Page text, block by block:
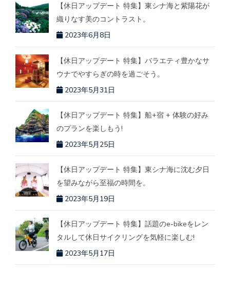
【休日アップデート 特集】東シナ海と紫陽花が
織りなす美のコントラスト。
2023年6月8日
【休日アップデート 特集】バラエティ豊かなサ
ウナでやすらぎの時を過ごそう。
2023年5月31日
【休日アップデート 特集】船+宿 + 体験の好み
のプランを楽しもう!
2023年5月25日
【休日アップデート 特集】東シナ海に沈む夕日
を望みながら至福の時間を。
2023年5月19日
【休日アップデート 特集】話題のe-bikeをレン
タルして休日サイクリングを気軽に楽しむ!
2023年5月17日